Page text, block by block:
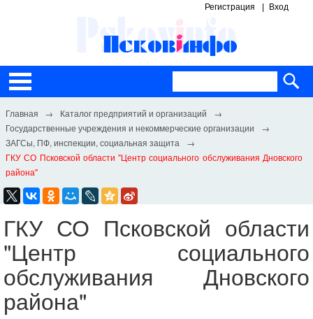
Регистрация Вход
Каталог предприятий и организаций
Государственные учреждения и некоммерческие организации
ЗАГСы, ПФ, инспекции, социальная защита
ГКУ СО Псковской области "Центр социального обслуживания Дновского
района"
ГКУ СО Псковской области
"Центр социального
обслуживания Дновского
района"